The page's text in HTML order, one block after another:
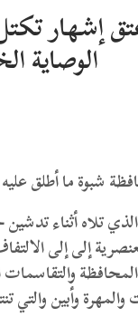
إشهار
الوصاية
شبوة ما أطلق
تلاه أثناء
إلى إلى
وأبين والتي